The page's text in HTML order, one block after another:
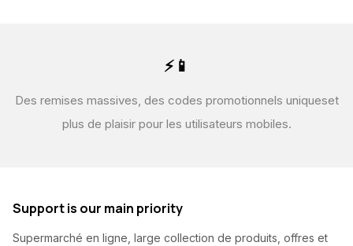
⚡📱
Des remises massives, des codes promotionnels uniqueset
plus de plaisir pour les utilisateurs mobiles.
Support is our main priority
Supermarché en ligne, large collection de produits, offres et